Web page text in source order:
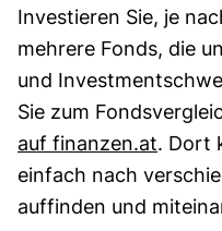
Investieren Sie, je
mehrere Fonds, die
und
Sie zum
auf finanzen.at. Dort
einfach nach
auffinden und